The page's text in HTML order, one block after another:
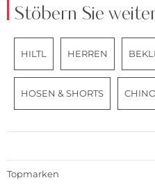
Stöbern Sie
HILTL HERREN
HOSEN & SHORTS
Topmarken